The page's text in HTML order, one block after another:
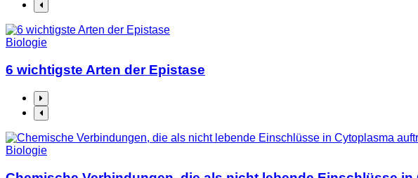
Biologie
6 wichtigste Arten der Epistase
Biologie